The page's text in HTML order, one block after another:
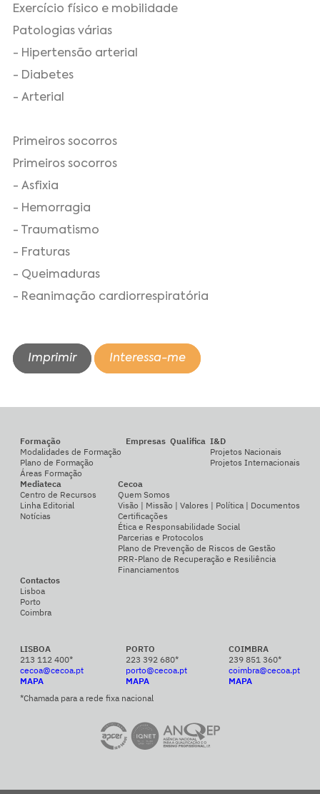
Exercício físico e mobilidade
Patologias várias
- Hipertensão arterial
- Diabetes
- Arterial
Primeiros socorros
Primeiros socorros
- Asfixia
- Hemorragia
- Traumatismo
- Fraturas
- Queimaduras
- Reanimação cardiorrespiratória
Imprimir Interessa-me
Formação
Modalidades de Formação
Plano de Formação
Áreas Formação
Empresas Qualifica I&D
Projetos Nacionais
Projetos Internacionais
Mediateca
Centro de Recursos
Linha Editorial
Notícias
Cecoa
Quem Somos
Visão | Missão | Valores | Política | Documentos
Certificações
Ética e Responsabilidade Social
Parcerias e Protocolos
Plano de Prevenção de Riscos de Gestão
PRR-Plano de Recuperação e Resiliência
Financiamentos
Contactos
Lisboa
Porto
Coimbra
LISBOA
213 112 400*
cecoa@cecoa.pt
MAPA
PORTO
223 392 680*
porto@cecoa.pt
MAPA
COIMBRA
239 851 360*
coimbra@cecoa.pt
MAPA
*Chamada para a rede fixa nacional